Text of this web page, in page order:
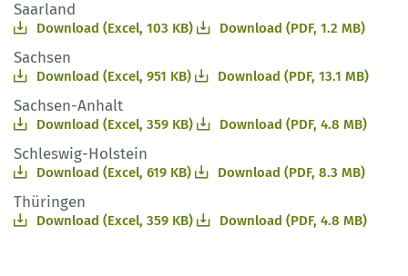
Saarland
Download (Excel, 103 KB) Download (PDF, 1.2 MB)
Sachsen
Download (Excel, 951 KB) Download (PDF, 13.1 MB)
Sachsen-Anhalt
Download (Excel, 359 KB) Download (PDF, 4.8 MB)
Schleswig-Holstein
Download (Excel, 619 KB) Download (PDF, 8.3 MB)
Thüringen
Download (Excel, 359 KB) Download (PDF, 4.8 MB)